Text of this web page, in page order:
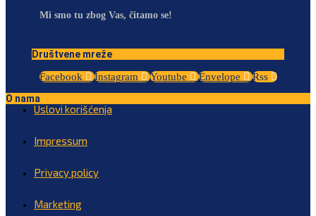
Mi smo tu zbog Vas, čitamo se!
Društvene mreže
Facebook
Instagram Youtube Envelope
Rss
O nama
Uslovi korišćenja
Impressum
Privacy policy
Marketing